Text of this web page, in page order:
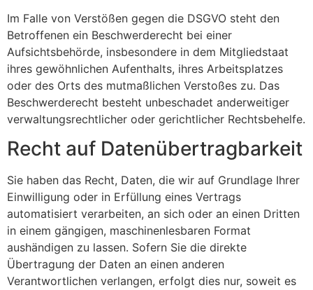
Im Falle von Verstößen gegen die DSGVO steht den
Betroffenen ein Beschwerderecht bei einer
Aufsichtsbehörde, insbesondere in dem Mitgliedstaat
ihres gewöhnlichen Aufenthalts, ihres Arbeitsplatzes
oder des Orts des mutmaßlichen Verstoßes zu. Das
Beschwerderecht besteht unbeschadet anderweitiger
verwaltungsrechtlicher oder gerichtlicher Rechtsbehelfe.
Recht auf Daten­übertrag­barkeit
Sie haben das Recht, Daten, die wir auf Grundlage Ihrer
Einwilligung oder in Erfüllung eines Vertrags
automatisiert verarbeiten, an sich oder an einen Dritten
in einem gängigen, maschinenlesbaren Format
aushändigen zu lassen. Sofern Sie die direkte
Übertragung der Daten an einen anderen
Verantwortlichen verlangen, erfolgt dies nur, soweit es